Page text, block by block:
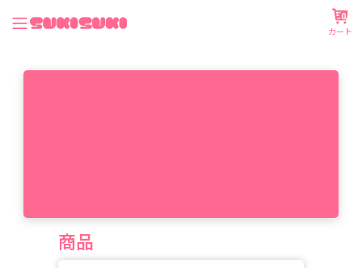
カート
0
商品